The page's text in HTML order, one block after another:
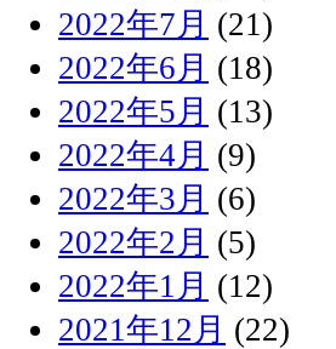
2022年7月 (21)
2022年6月 (18)
2022年5月 (13)
2022年4月 (9)
2022年3月 (6)
2022年2月 (5)
2022年1月 (12)
2021年12月 (22)